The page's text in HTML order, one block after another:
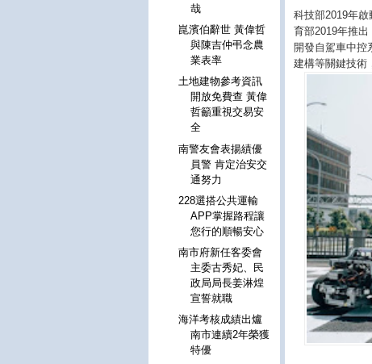
科技部2019年
育部2019年推
開發自駕車中控
建構等關鍵技術
哉
崑濱伯辭世 黃偉哲
與陳吉仲弔念農
業表率
土地建物參考資訊
開放免費查 黃偉
哲籲重視交易安
全
南警友會表揚績優
員警 肯定治安交
通努力
228選搭公共運輸
APP掌握路程讓
您行的順暢安心
南市府新任客委會
主委古秀妃、民
政局局長姜淋煌
宣誓就職
海洋考核成績出爐
南市連續2年榮獲
特優